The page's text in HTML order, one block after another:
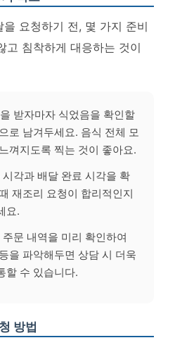
요청하기 전, 몇 가지 준비
고 침착하게 대응하는 것이
받자마자 식었음을 확인할
로 남겨두세요. 음식 전체 모
껴지도록 찍는 것이 좋아요.
시각과 배달 완료 시각을 확
재조리 요청이 합리적인지
요.
주문 내역을 미리 확인하여
을 파악해두면 상담 시 더욱
할 수 있습니다.
방법